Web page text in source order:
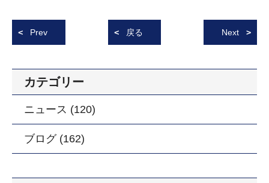
Prev 戻る Next
カテゴリー
ニュース (120)
ブログ (162)